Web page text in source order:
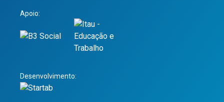
Apoio:
Desenvolvimento: